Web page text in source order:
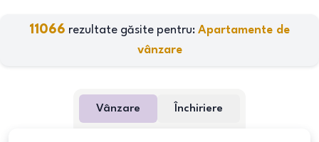
11066 rezultate găsite pentru: Apartamente de
vânzare
Vânzare Închiriere